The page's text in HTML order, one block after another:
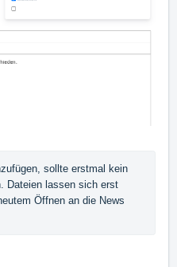
sollte erstmal kein
Dateien lassen sich erst
Öffnen an die News